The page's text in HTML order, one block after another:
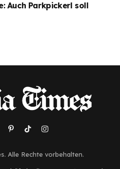
Auch Parkpickerl soll
PinterestTikTokInstagram
Alle Rechte vorbehalten.